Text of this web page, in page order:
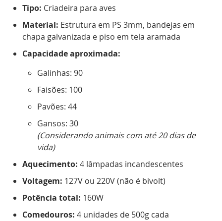
Tipo: Criadeira para aves
Material: Estrutura em PS 3mm, bandejas em
chapa galvanizada e piso em tela aramada
Capacidade aproximada:
Galinhas: 90
Faisões: 100
Pavões: 44
Gansos: 30
(Considerando animais com até 20 dias de
vida)
Aquecimento: 4 lâmpadas incandescentes
Voltagem: 127V ou 220V (não é bivolt)
Potência total: 160W
Comedouros: 4 unidades de 500g cada